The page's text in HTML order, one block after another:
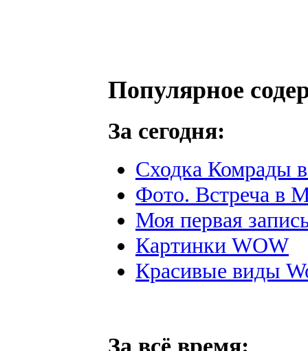
Популярное
За сегодня:
Сходка Комрады
Фото. Встреча в
Моя первая
Картинки WOW
Красивые виды